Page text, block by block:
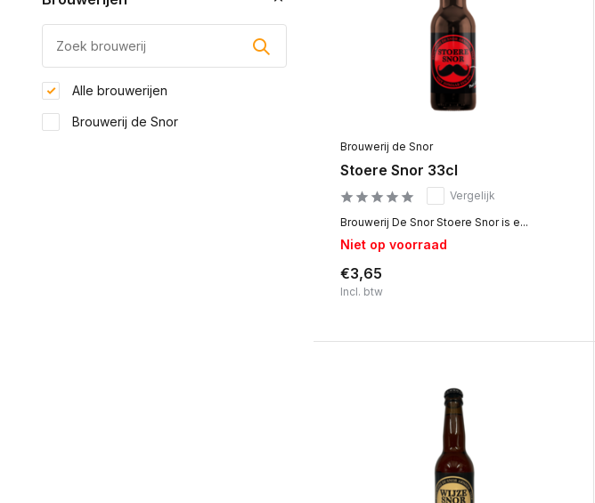
Alle brouwerijen
Brouwerij de Snor
Brouwerij de Snor
Stoere Snor 33cl
Vergelijk
Brouwerij De Snor Stoere Snor is e...
Niet op voorraad
€3,65
Incl. btw